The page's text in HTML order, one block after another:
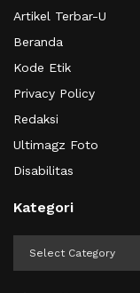
Artikel Terbar-U
Beranda
Kode Etik
Privacy Policy
Redaksi
Ultimagz Foto
Disabilitas
Kategori